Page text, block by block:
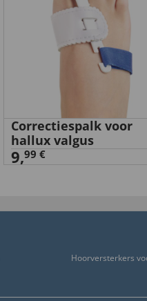
Correctiespalk voor
hallux valgus
9,99 €
Hoorversterkers